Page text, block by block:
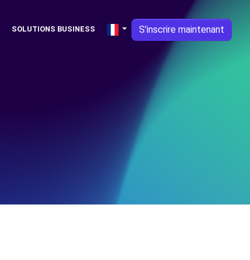
SOLUTIONS BUSINESS S'inscrire maintenant